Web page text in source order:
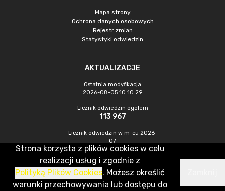
Mapa strony
Ochrona danych osobowych
Rejestr zmian
Statystyki odwiedzin
AKTUALIZACJE
Ostatnia modyfikacja
2026-08-05 10:10:29
Licznik odwiedzin ogółem
113 967
Licznik odwiedzin w m-cu 2026-
07
486
CMS & Hosting: Nefeni Sp. z o.o.
Strona korzysta z plików cookies w celu
realizacji usług i zgodnie z
Polityką Plików Cookies. Możesz określić
warunki przechowywania lub dostępu do